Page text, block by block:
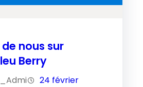
nous sur
Berry
24 février